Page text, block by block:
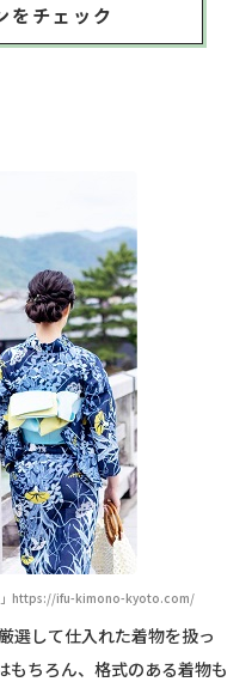
をチェック
」https://ifu-kimono-kyoto.com/
選して仕入れた着物を扱っ
もちろん、格式のある着物も